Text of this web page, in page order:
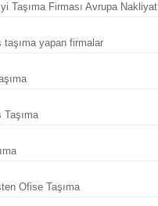
Taşıma Firması Avrupa Nakliyat
taşıma yapan firmalar
Ofise Taşıma